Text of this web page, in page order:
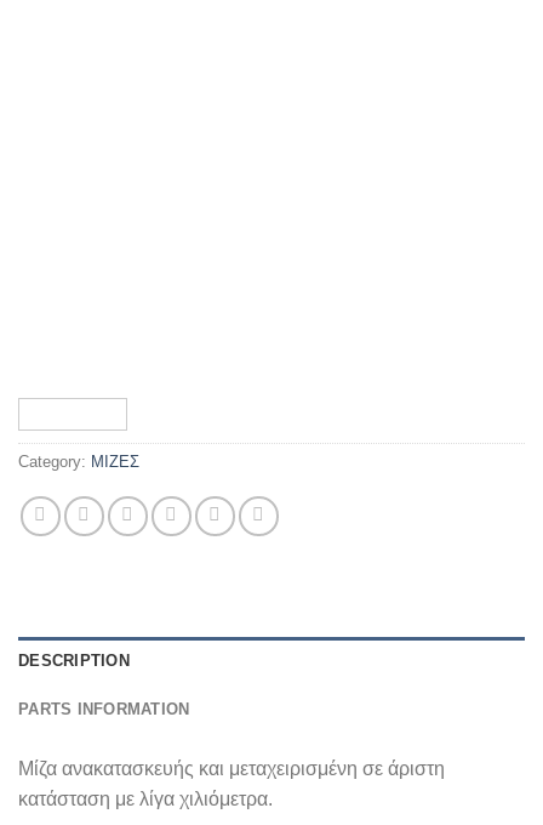
Category: ΜΙΖΕΣ
DESCRIPTION
PARTS INFORMATION
Μίζα ανακατασκευής και μεταχειρισμένη σε άριστη
κατάσταση με λίγα χιλιόμετρα.